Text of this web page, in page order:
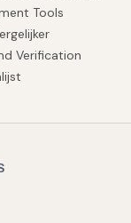
Tools
Verification